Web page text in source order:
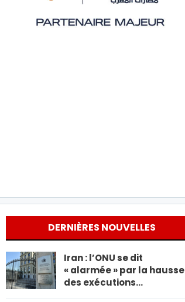
DERNIÈRES NOUVELLES
Iran : l’ONU se dit
« alarmée » par la hausse
des exécutions…